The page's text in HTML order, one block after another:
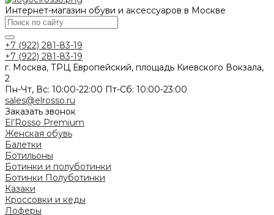
Интернет-магазин обуви и аксессуаров в Москве
+7 (922) 281-83-19
+7 (922) 281-83-19
г. Москва, ТРЦ Европейский, площадь Киевского Вокзала,
2
Пн-Чт, Вс: 10:00-22:00 Пт-Сб: 10:00-23:00
sales@elrosso.ru
Заказать звонок
El’Rosso Premium
Женская обувь
Балетки
Ботильоны
Ботинки и полуботинки
Ботинки Полуботинки
Казаки
Кроссовки и кеды
Лоферы